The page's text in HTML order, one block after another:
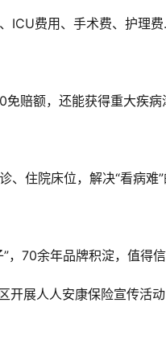
ICU费用、手术费、护理
赔额，还能获得重大疾病
住院床位，解决“看病难
，70余年品牌积淀，值得
展人人安康保险宣传活